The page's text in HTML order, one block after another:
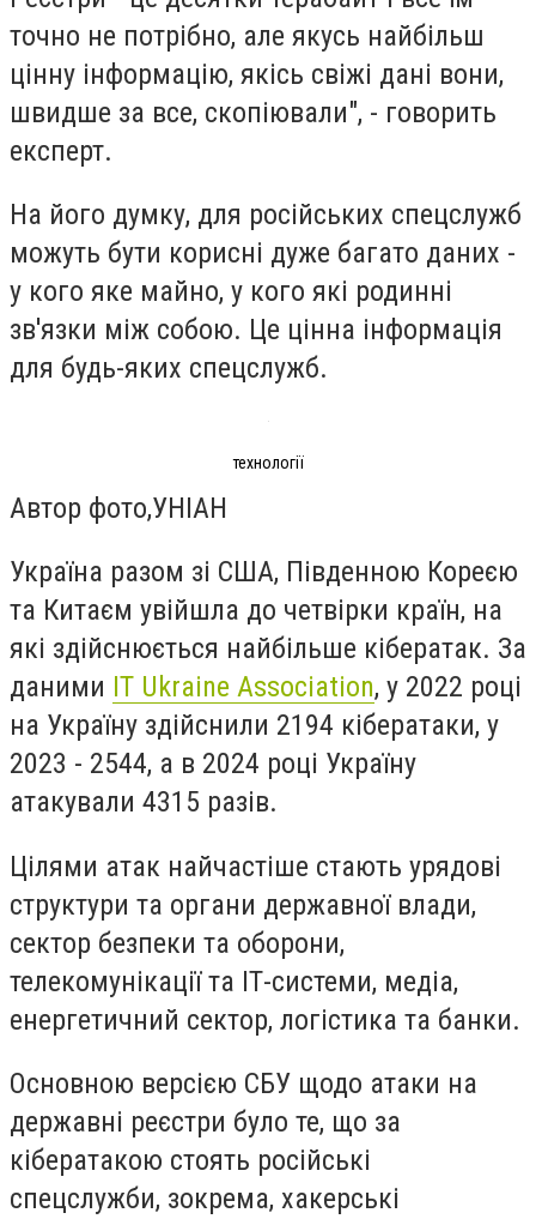
точно не потрібно, але якусь найбільш
цінну інформацію, якісь свіжі дані вони,
швидше за все, скопіювали", - говорить
експерт.
На його думку, для російських спецслужб
можуть бути корисні дуже багато даних -
у кого яке майно, у кого які родинні
зв'язки між собою. Це цінна інформація
для будь-яких спецслужб.
технології
Автор фото,УНІАН
Україна разом зі США, Південною Кореєю
та Китаєм увійшла до четвірки країн, на
які здійснюється найбільше кібератак. За
даними IT Ukraine Association, у 2022 році
на Україну здійснили 2194 кібератаки, у
2023 - 2544, а в 2024 році Україну
атакували 4315 разів.
Цілями атак найчастіше стають урядові
структури та органи державної влади,
сектор безпеки та оборони,
телекомунікації та ІТ-системи, медіа,
енергетичний сектор, логістика та банки.
Основною версією СБУ щодо атаки на
державні реєстри було те, що за
кібератакою стоять російські
спецслужби, зокрема, хакерські